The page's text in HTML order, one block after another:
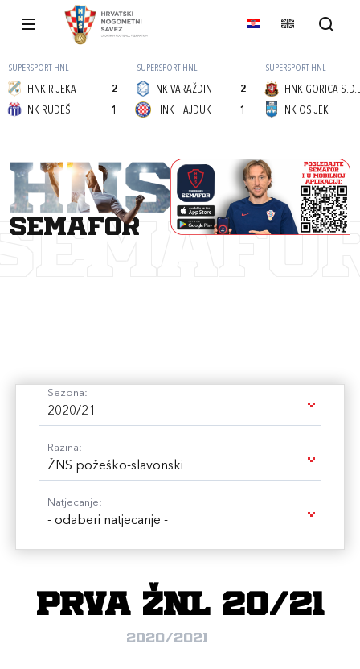
SUPERSPORT HNL
HNK RIJEKA
2
1
NK RUDEŠ
SUPERSPORT HNL
NK VARAŽDIN
2
1
HNK HAJDUK
SUPERSPORT HNL
HNK GORICA
NK OSIJEK
semafor
Sezona:
2020/21
Razina:
ŽNS požeško-slavonski
Natjecanje:
- odaberi natjecanje -
Prva ŽNL 20/21
2020/2021